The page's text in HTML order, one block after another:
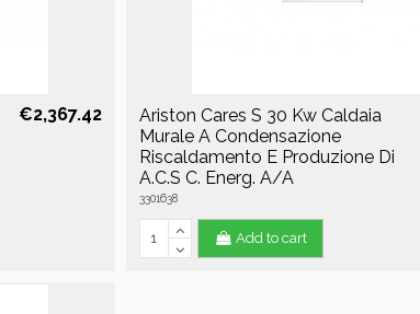
€2,367.42
Ariston Cares S 30 Kw Caldaia
Murale A Condensazione
Riscaldamento E Produzione Di
A.C.S C. Energ. A/A
3301638
Add to cart